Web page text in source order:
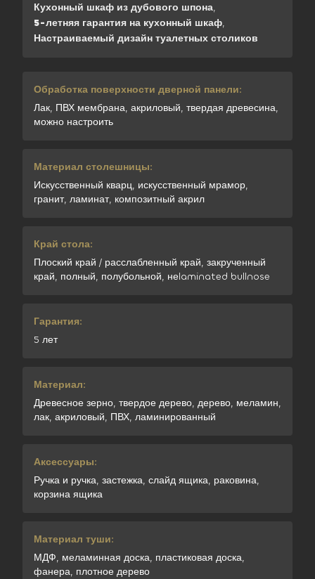
Кухонный шкаф из дубового шпона,
5-летняя гарантия на кухонный шкаф,
Настраиваемый дизайн туалетных столиков
Обработка поверхности дверной панели:
Лак, ПВХ мембрана, акриловый, твердая древесина,
можно настроить
Материал столешницы:
Искусственный кварц, искусственный мрамор,
гранит, ламинат, композитный акрил
Край стола:
Плоский край / расслабленный край, закрученный
край, полный, полубольной, неlaminated bullnose
Гарантия:
5 лет
Материал:
Древесное зерно, твердое дерево, дерево, меламин,
лак, акриловый, ПВХ, ламинированный
Аксессуары:
Ручка и ручка, застежка, слайд ящика, раковина,
корзина ящика
Материал туши:
МДФ, меламинная доска, пластиковая доска,
фанера, плотное дерево